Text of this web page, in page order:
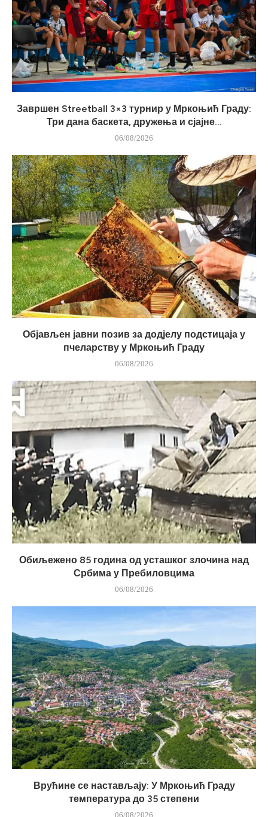
Завршен Streetball 3×3 турнир у Мркоњић Граду:
Три дана баскета, дружења и сјајне...
06/08/2026
Објављен јавни позив за додјелу подстицаја у
пчеларству у Мркоњић Граду
06/08/2026
Обиљежено 85 година од усташког злочина над
Србима у Пребиловцима
06/08/2026
Врућине се настављају: У Мркоњић Граду
температура до 35 степени
06/08/2026